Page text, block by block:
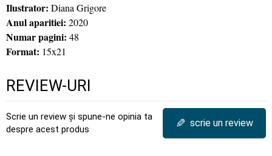
Ilustrator: Diana Grigore
Anul aparitiei: 2020
Numar pagini: 48
Format: 15x21
REVIEW-URI
Scrie un review și spune-ne opinia ta
despre acest produs
✎ scrie un review